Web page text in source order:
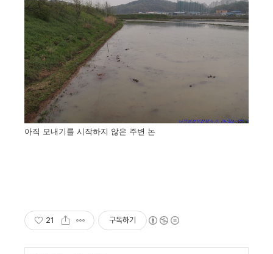
아직 모내기를 시작하지 않은 주변 논
21 구독하기